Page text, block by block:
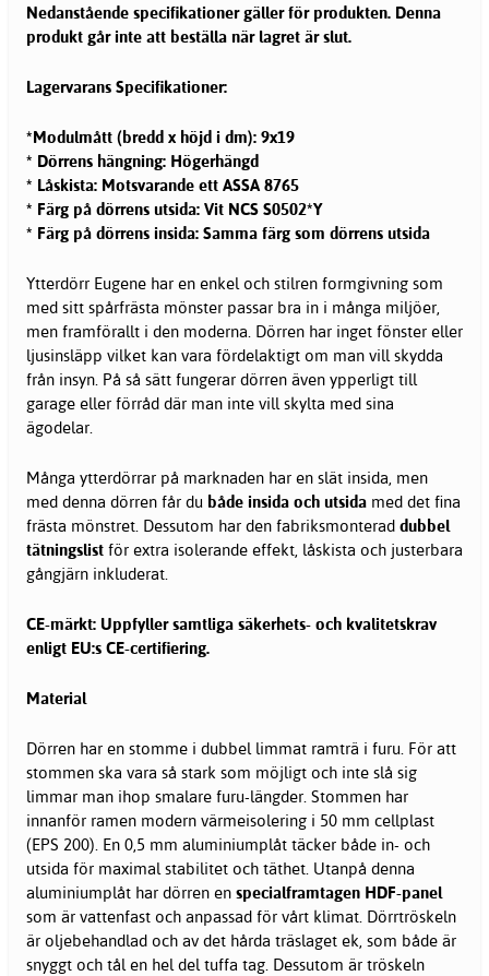
Nedanstående specifikationer gäller för produkten. Denna
produkt går inte att beställa när lagret är slut.
Lagervarans Specifikationer:
*Modulmått (bredd x höjd i dm): 9x19
* Dörrens hängning: Högerhängd
* Låskista: Motsvarande ett ASSA 8765
* Färg på dörrens utsida: Vit NCS S0502*Y
* Färg på dörrens insida: Samma färg som dörrens utsida
Ytterdörr Eugene har en enkel och stilren formgivning som
med sitt spårfrästa mönster passar bra in i många miljöer,
men framförallt i den moderna. Dörren har inget fönster eller
ljusinsläpp vilket kan vara fördelaktigt om man vill skydda
från insyn. På så sätt fungerar dörren även ypperligt till
garage eller förråd där man inte vill skylta med sina
ägodelar.
Många ytterdörrar på marknaden har en slät insida, men
med denna dörren får du både insida och utsida med det fina
frästa mönstret. Dessutom har den fabriksmonterad dubbel
tätningslist för extra isolerande effekt, låskista och justerbara
gångjärn inkluderat.
CE-märkt: Uppfyller samtliga säkerhets- och kvalitetskrav
enligt EU:s CE-certifiering.
Material
Dörren har en stomme i dubbel limmat ramträ i furu. För att
stommen ska vara så stark som möjligt och inte slå sig
limmar man ihop smalare furu-längder. Stommen har
innanför ramen modern värmeisolering i 50 mm cellplast
(EPS 200). En 0,5 mm aluminiumplåt täcker både in- och
utsida för maximal stabilitet och täthet. Utanpå denna
aluminiumplåt har dörren en specialframtagen HDF-panel
som är vattenfast och anpassad för vårt klimat. Dörrtröskeln
är oljebehandlad och av det hårda träslaget ek, som både är
snyggt och tål en hel del tuffa tag. Dessutom är tröskeln